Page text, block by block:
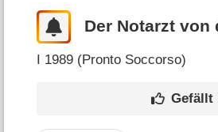
Der Notarzt von
I 1989 (Pronto Soccorso)